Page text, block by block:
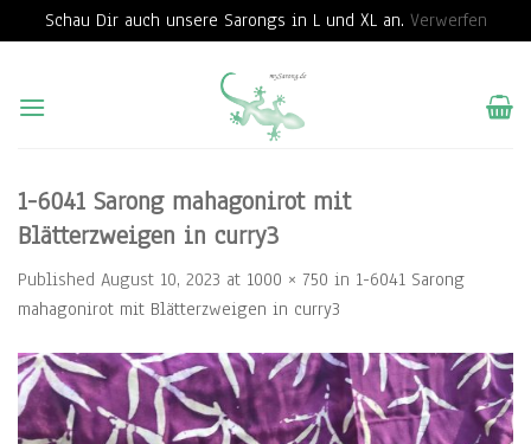
Schau Dir auch unsere Sarongs in L und XL an. Verwerfen
content
1-6041 Sarong mahagonirot mit
Blätterzweigen in curry3
Published August 10, 2023 at 1000 × 750 in 1-6041 Sarong
mahagonirot mit Blätterzweigen in curry3